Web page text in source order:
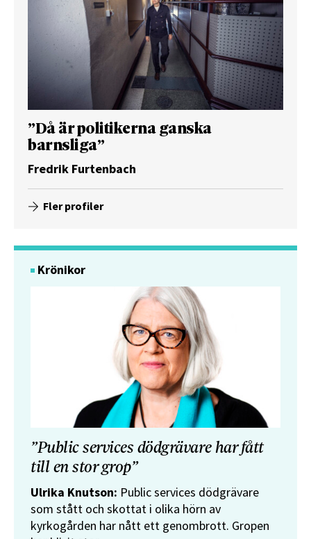
”Då är politikerna ganska
barnsliga”
Fredrik Furtenbach
Fler profiler
Krönikor
”Public services dödgrävare har fått
till en stor grop”
Ulrika Knutson: Public services dödgrävare
som stått och skottat i olika hörn av
kyrkogården har nått ett genombrott. Gropen